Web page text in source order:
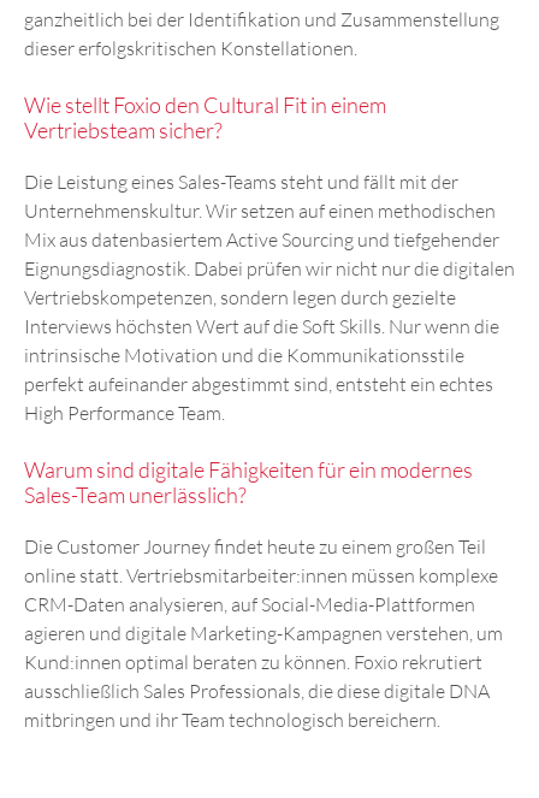
ganzheitlich bei der Identifikation und Zusammenstellung
dieser erfolgskritischen Konstellationen.
Wie stellt Foxio den Cultural Fit in einem
Vertriebsteam sicher?
Die Leistung eines Sales-Teams steht und fällt mit der
Unternehmenskultur. Wir setzen auf einen methodischen
Mix aus datenbasiertem Active Sourcing und tiefgehender
Eignungsdiagnostik. Dabei prüfen wir nicht nur die digitalen
Vertriebskompetenzen, sondern legen durch gezielte
Interviews höchsten Wert auf die Soft Skills. Nur wenn die
intrinsische Motivation und die Kommunikationsstile
perfekt aufeinander abgestimmt sind, entsteht ein echtes
High Performance Team.
Warum sind digitale Fähigkeiten für ein modernes
Sales-Team unerlässlich?
Die Customer Journey findet heute zu einem großen Teil
online statt. Vertriebsmitarbeiter:innen müssen komplexe
CRM-Daten analysieren, auf Social-Media-Plattformen
agieren und digitale Marketing-Kampagnen verstehen, um
Kund:innen optimal beraten zu können. Foxio rekrutiert
ausschließlich Sales Professionals, die diese digitale DNA
mitbringen und ihr Team technologisch bereichern.